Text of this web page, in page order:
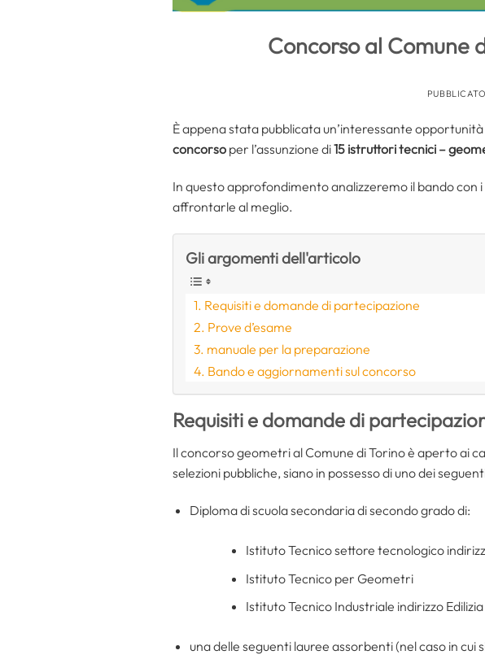
Concorso al Comune
È appena stata pubblicata un’interessante
concorso per l’assunzione di15 istruttori tecnici –
In questo approfondimento analizzeremo il bando con
affrontarle al meglio.
Gli argomenti dell'articolo
Requisiti e domande di partecipazione
Prove d’esame
manuale per la preparazione
Bando e aggiornamenti sul concorso
Requisiti e domande di
Il concorso geometri al Comune di Torino è aperto ai
selezioni pubbliche, siano in possesso di uno dei
Diploma di scuola secondaria di secondo grado di:
Istituto Tecnico settore tecnologico
Istituto Tecnico per Geometri
Istituto Tecnico Industriale indirizzo Edilizia
una delle seguenti lauree assorbenti (nel caso in cui